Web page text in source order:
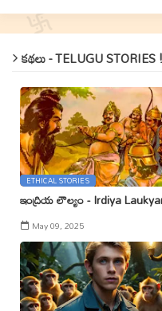
కథలు - TELUGU STORIES !
ETHICAL STORIES
ఇంద్రియ లౌల్యం - Irdiya
May 09, 2025